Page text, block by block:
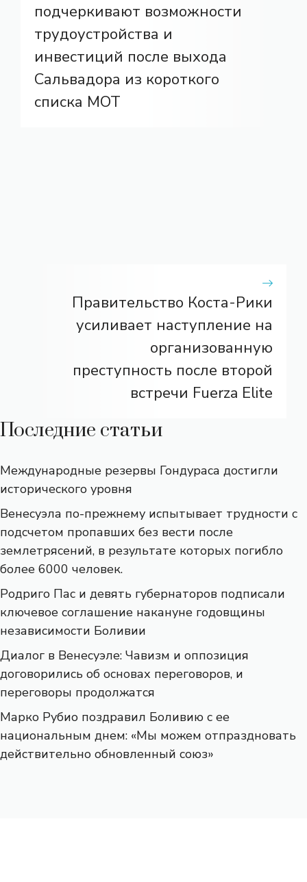
подчеркивают возможности
трудоустройства и
инвестиций после выхода
Сальвадора из короткого
списка МОТ
Правительство Коста-Рики
усиливает наступление на
организованную
преступность после второй
встречи Fuerza Elite
Последние статьи
Международные резервы Гондураса достигли
исторического уровня
Венесуэла по-прежнему испытывает трудности с
подсчетом пропавших без вести после
землетрясений, в результате которых погибло
более 6000 человек.
Родриго Пас и девять губернаторов подписали
ключевое соглашение накануне годовщины
независимости Боливии
Диалог в Венесуэле: Чавизм и оппозиция
договорились об основах переговоров, и
переговоры продолжатся
Марко Рубио поздравил Боливию с ее
национальным днем: «Мы можем отпраздновать
действительно обновленный союз»